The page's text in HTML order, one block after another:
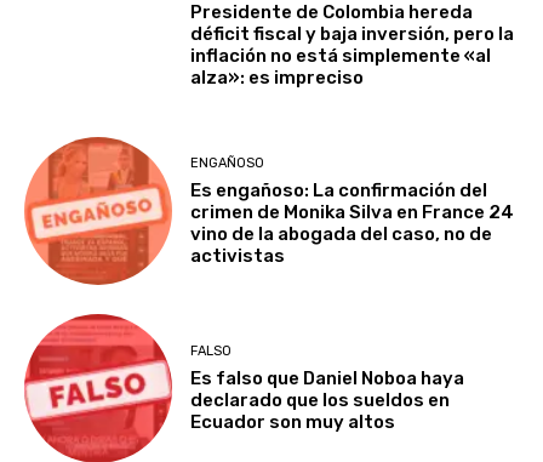
Presidente de Colombia hereda
déficit fiscal y baja inversión, pero la
inflación no está simplemente «al
alza»: es impreciso
ENGAÑOSO
Es engañoso: La confirmación del
crimen de Monika Silva en France 24
vino de la abogada del caso, no de
activistas
FALSO
Es falso que Daniel Noboa haya
declarado que los sueldos en
Ecuador son muy altos